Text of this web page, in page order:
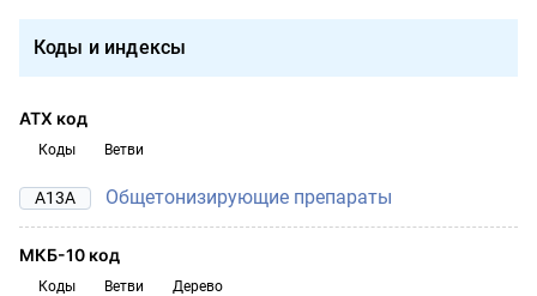
Коды и индексы
АТХ код
Коды Ветви
A13A Общетонизирующие препараты
МКБ-10 код
Коды Ветви Дерево